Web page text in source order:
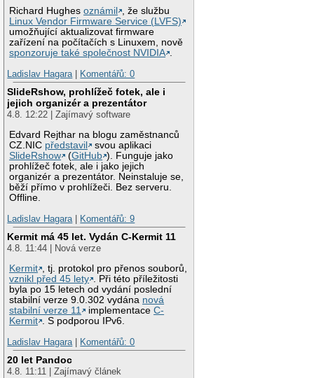
Richard Hughesoznámil
, že službu
Linux Vendor Firmware Service (LVFS)
umožňující aktualizovat firmware
zařízení na počítačích s Linuxem, nově
sponzoruje také společnost NVIDIA .
Ladislav Hagara | Komentářů: 0
SlideRshow, prohlížeč fotek, ale i
jejich organizér a prezentátor
4.8. 12:22 | Zajímavý software
Edvard Rejthar na blogu zaměstnanců
CZ.NIC představil
svou aplikaci
SlideRshow
(GitHub ). Funguje jako
prohlížeč fotek, ale i jako jejich
organizér a prezentátor. Neinstaluje se,
běží přímo v prohlížeči. Bez serveru.
Offline.
Ladislav Hagara | Komentářů: 9
Kermit má 45 let. Vydán C-Kermit 11
4.8. 11:44 | Nová verze
Kermit , tj. protokol pro přenos souborů,
vznikl před 45 lety . Při této příležitosti
byla po 15 letech od vydání poslední
stabilní verze 9.0.302 vydána nová
stabilní verze 11
implementaceC-
Kermit . S podporou IPv6.
Ladislav Hagara | Komentářů: 0
20 let Pandoc
4.8. 11:11 | Zajímavý článek